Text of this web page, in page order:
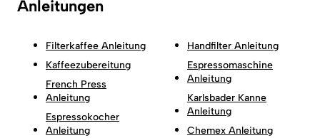
Anleitungen
Filterkaffee Anleitung
Kaffeezubereitung
French Press
Anleitung
Espressokocher
Anleitung
Handfilter Anleitung
Espressomaschine
Anleitung
Karlsbader Kanne
Anleitung
Chemex Anleitung